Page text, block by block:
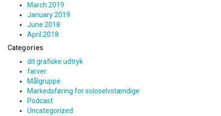
March 2019
January 2019
June 2018
April 2018
Categories
dit grafiske udtryk
farver
Målgruppe
Markedsføring for soloselvstændige
Podcast
Uncategorized